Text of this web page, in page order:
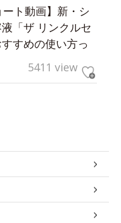
ート動画】新・シ
「ザ リンクルセ
すめの使い方っ
5411 view